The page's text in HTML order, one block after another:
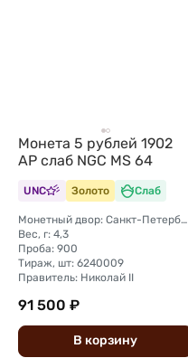
Монета 5 рублей 1902
АР слаб NGC MS 64
UNC Золото Слаб
Монетный двор: Санкт-Петербургский монетный двор
Вес, г: 4,3
Проба: 900
Тираж, шт: 6240009
Правитель: Николай II
91 500 ₽
В корзину